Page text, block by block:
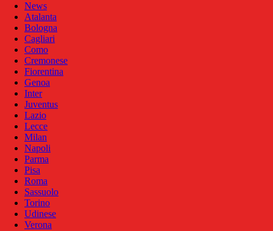
News
Atalanta
Bologna
Cagliari
Como
Cremonese
Fiorentina
Genoa
Inter
Juventus
Lazio
Lecce
Milan
Napoli
Parma
Pisa
Roma
Sassuolo
Torino
Udinese
Verona